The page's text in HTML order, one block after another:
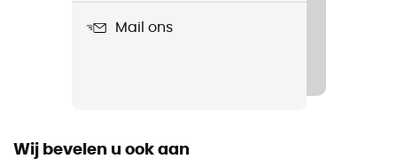
Mail ons
Wij bevelen u ook aan